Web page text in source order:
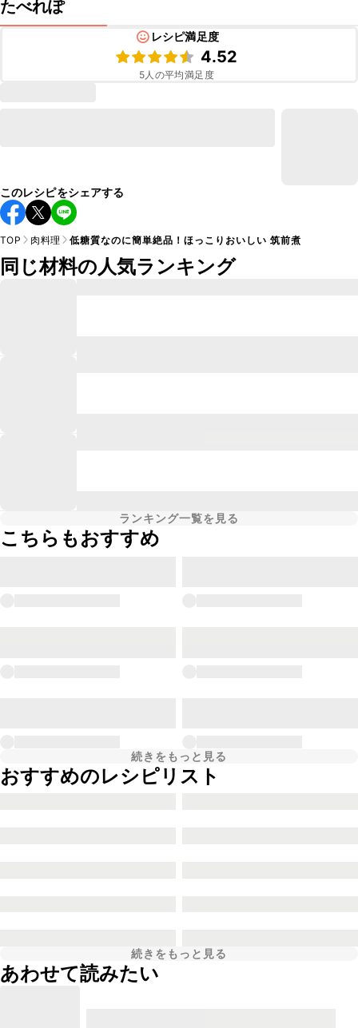
たべれぽ
レシピ満足度
4.52
5人の平均満足度
このレシピをシェアする
TOP 肉料理 低糖質なのに簡単絶品！ほっこりおいしい 筑前煮
同じ材料の人気ランキング
ランキング一覧を見る
こちらもおすすめ
続きをもっと見る
おすすめのレシピリスト
続きをもっと見る
あわせて読みたい